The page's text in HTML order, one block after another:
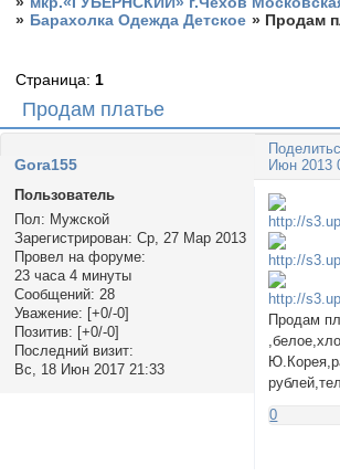
» Барахолка Одежда Детское » Продам
Продам платье
Страница: 1
Июн 2013
Gora155
Пользователь
Пол: Мужской
Зарегистрирован: Ср, 27 Мар 2013
Провел на форуме:
23 часа 4 минуты
Сообщений: 28
Уважение: [+0/-0]
Позитив: [+0/-0]
Последний визит:
Вс, 18 Июн 2017 21:33
Продам
0